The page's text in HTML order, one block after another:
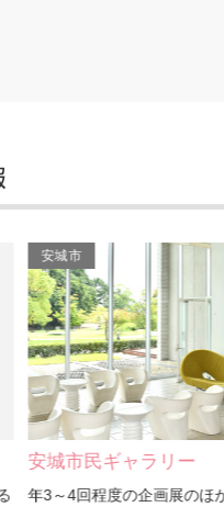
ー
展のほか、美術に
酒人神社
食物の神